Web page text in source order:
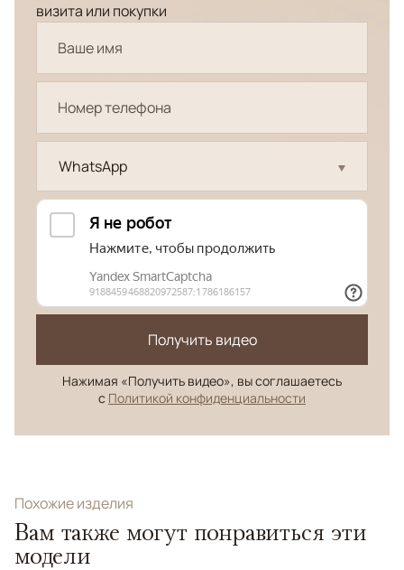
визита или покупки
WhatsApp
Получить видео
Нажимая «Получить видео», вы соглашаетесь
с Политикой конфиденциальности
Похожие изделия
Вам также могут понравиться эти
модели